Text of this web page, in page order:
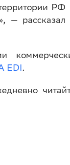
РФ
— рассказал
EDI.